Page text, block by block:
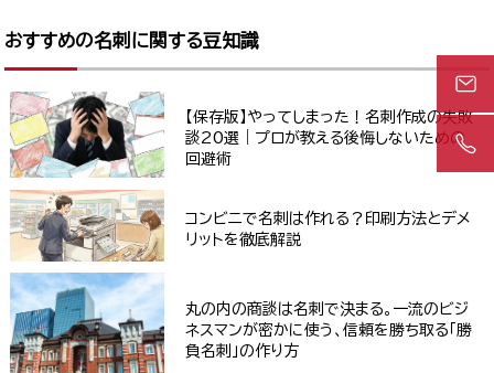
おすすめの名刺に関する豆知識
【保存版】やってしまった！名刺作成の失敗
談20選｜プロが教える後悔しないための
回避術
コンビニで名刺は作れる？印刷方法とデメ
リットを徹底解説
丸の内の商談は名刺で決まる。一流のビジ
ネスマンが密かに使う、信頼を勝ち取る「勝
負名刺」の作り方